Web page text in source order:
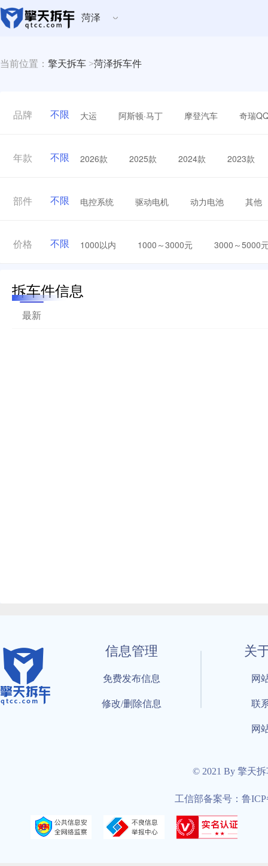
菏泽
当前位置： 擎天拆车 >菏泽拆车件
品牌 不限 大运 阿斯顿·马丁 摩登汽车 奇瑞
年款 不限 2026款 2025款 2024款 2023款
部件 不限 电控系统 驱动电机 动力电池 其他
价格 不限 1000以内 1000～3000元 3000～5000
拆车件信息
最新
信息管理
免费发布信息
修改/删除信息
关
网
联
网
© 2021 By 擎天
工信部备案号：鲁